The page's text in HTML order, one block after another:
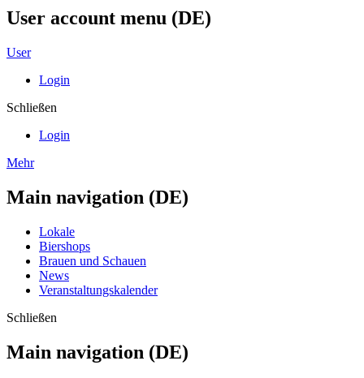
User account menu (DE)
User
Login
Schließen
Login
Mehr
Main navigation (DE)
Lokale
Biershops
Brauen und Schauen
News
Veranstaltungskalender
Schließen
Main navigation (DE)